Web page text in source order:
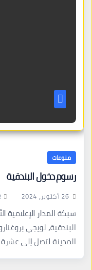
منوعات
رسوم دخول البندقية
26 أكتوبر، 2024
شبكة المدار الإعلامية
البندقية، لويجي
المدينة لتصل إلى